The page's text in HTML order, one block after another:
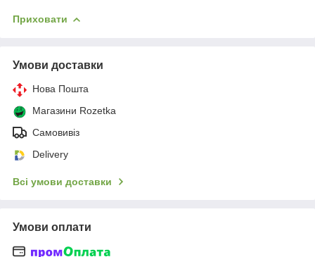
Приховати
Умови доставки
Нова Пошта
Магазини Rozetka
Самовивіз
Delivery
Всі умови доставки
Умови оплати